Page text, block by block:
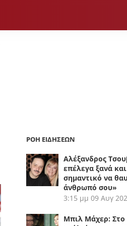
ΡΟΗ ΕΙΔΗΣΕΩΝ
Αλέξανδρος
επέλεγα ξανά
σημαντικό να
άνθρωπό σου»
3:15 μμ 09 Αυγ
Μπιλ Μάχερ: Στο